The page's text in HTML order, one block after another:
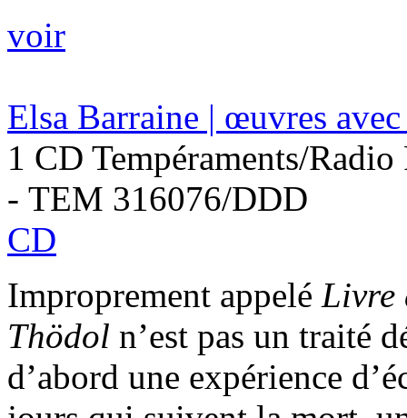
voir
Elsa Barraine | œuvres
1 CD Tempéraments/
- TEM 316076/DDD
CD
Improprement appelé Livre
Thödol n’est pas un traité
d’abord une expérience